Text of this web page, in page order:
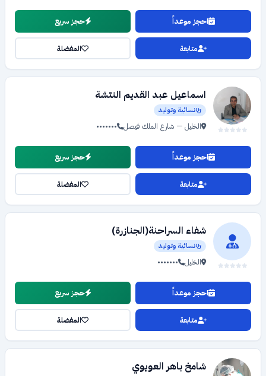
احجز موعداً حجز سريع
متابعة المفضلة
اسماعيل عبد القديم النتشة
نسائية وتوليد
الخليل — شارع الملك فيصل •••••••
احجز موعداً حجز سريع
متابعة المفضلة
شفاء السراحنة(الجنازرة)
نسائية وتوليد
الخليل •••••••
احجز موعداً حجز سريع
متابعة المفضلة
شامخ باهر العويوي